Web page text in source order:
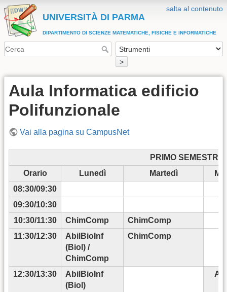
salta al contenuto
UNIVERSITÀ DI PARMA
DIPARTIMENTO DI SCIENZE MATEMATICHE, FISICHE E INFORMATICHE
>
Aula Informatica edificio
Polifunzionale
Vai alla pagina su CampusNet
PRIMO SEMESTRE
Orario
Lunedì Martedì
08:30/09:30
09:30/10:30
10:30/11:30
ChimComp
ChimComp
11:30/12:30
AbilBioInf
(Biol) /
ChimComp
ChimComp
12:30/13:30
AbilBioInf
(Biol)